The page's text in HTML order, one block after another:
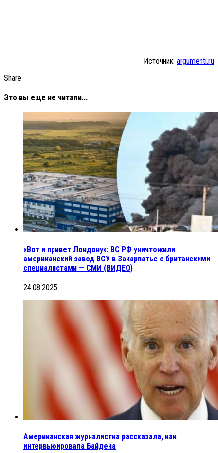
Источник: argumenti.ru
Share
Это вы еще не читали...
«Вот и привет Лондону»: ВС РФ уничтожили
американский завод ВСУ в Закарпатье с британскими
специалистами — СМИ (ВИДЕО)
24.08.2025
Американская журналистка рассказала, как
интервьюировала Байдена